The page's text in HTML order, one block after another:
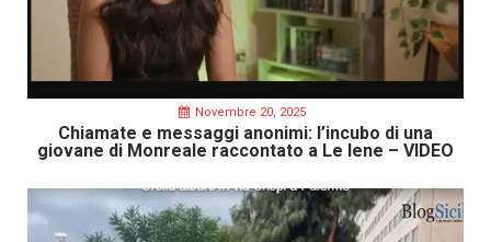
Novembre 20, 2025
Chiamate e messaggi anonimi: l’incubo di una
giovane di Monreale raccontato a Le Iene – VIDEO